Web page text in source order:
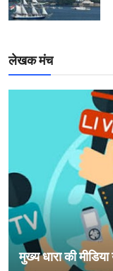
लेखक मंच
मुख्य धारा की